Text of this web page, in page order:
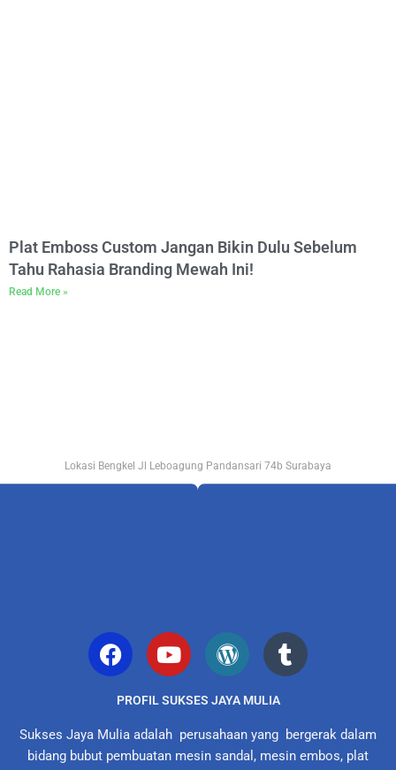
Plat Emboss Custom Jangan Bikin Dulu Sebelum
Tahu Rahasia Branding Mewah Ini!
Read More »
Lokasi Bengkel Jl Leboagung Pandansari 74b Surabaya
PROFIL SUKSES JAYA MULIA
Sukses Jaya Mulia adalah perusahaan yang bergerak dalam
bidang bubut pembuatan mesin sandal, mesin embos, plat